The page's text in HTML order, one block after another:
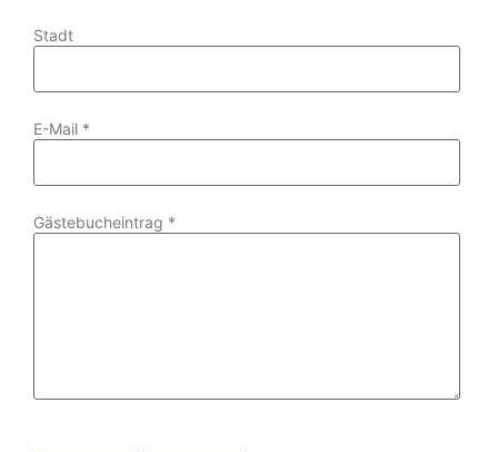
Stadt
E-Mail *
Gästebucheintrag *